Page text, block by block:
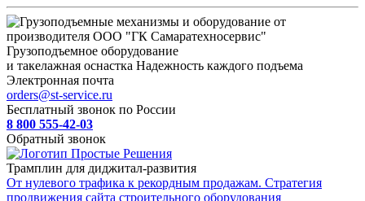
Грузоподъемное оборудование
и такелажная оснастка Надежность каждого подъема
Электронная почта
orders@st-service.ru
Бесплатный звонок по России
8 800 555-42-03
Обратный звонок
Трамплин для диджитал-развития
От нулевого трафика к рекордным продажам. Стратегия
продвижения сайта строительного оборудования